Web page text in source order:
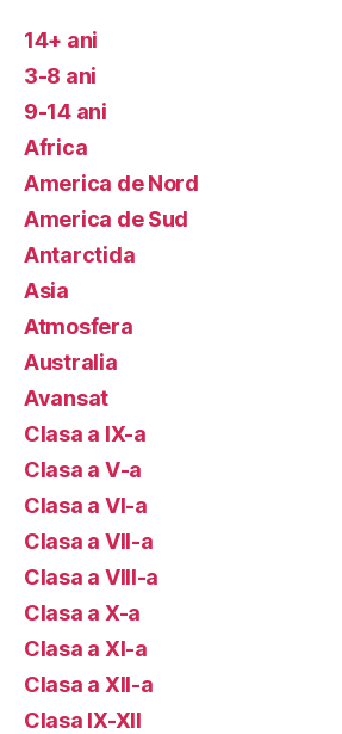
14+ ani
3-8 ani
9-14 ani
Africa
America de Nord
America de Sud
Antarctida
Asia
Atmosfera
Australia
Avansat
Clasa a IX-a
Clasa a V-a
Clasa a VI-a
Clasa a VII-a
Clasa a VIII-a
Clasa a X-a
Clasa a XI-a
Clasa a XII-a
Clasa IX-XII